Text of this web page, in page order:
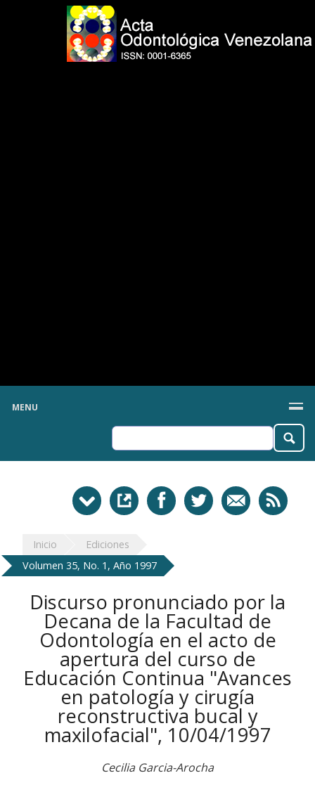
MENU
Inicio
Ediciones
Volumen 35, No. 1, Año 1997
Discurso pronunciado por la
Decana de la Facultad de
Odontología en el acto de
apertura del curso de
Educación Continua "Avances
en patología y cirugía
reconstructiva bucal y
maxilofacial", 10/04/1997
Cecilia Garcia-Arocha